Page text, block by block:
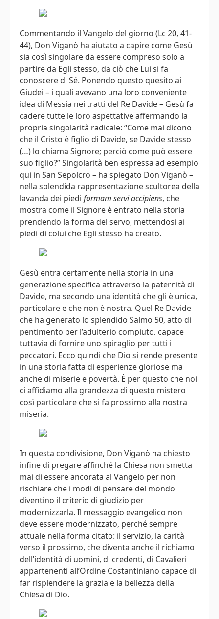
Commentando il Vangelo del giorno (Lc 20, 41-
44), Don Viganò ha aiutato a capire come Gesù
sia così singolare da essere compreso solo a
partire da Egli stesso, da ciò che Lui si fa
conoscere di Sé. Ponendo questo quesito ai
Giudei – i quali avevano una loro conveniente
idea di Messia nei tratti del Re Davide – Gesù fa
cadere tutte le loro aspettative affermando la
propria singolarità radicale: “Come mai dicono
che il Cristo è figlio di Davide, se Davide stesso
(…) lo chiama Signore; perciò come può essere
suo figlio?” Singolarità ben espressa ad esempio
qui in San Sepolcro – ha spiegato Don Viganò –
nella splendida rappresentazione scultorea della
lavanda dei piedi formam servi accipiens, che
mostra come il Signore è entrato nella storia
prendendo la forma del servo, mettendosi ai
piedi di colui che Egli stesso ha creato.
Gesù entra certamente nella storia in una
generazione specifica attraverso la paternità di
Davide, ma secondo una identità che gli è unica,
particolare e che non è nostra. Quel Re Davide
che ha generato lo splendido Salmo 50, atto di
pentimento per l’adulterio compiuto, capace
tuttavia di fornire uno spiraglio per tutti i
peccatori. Ecco quindi che Dio si rende presente
in una storia fatta di esperienze gloriose ma
anche di miserie e povertà. È per questo che noi
ci affidiamo alla grandezza di questo mistero
così particolare che si fa prossimo alla nostra
miseria.
In questa condivisione, Don Viganò ha chiesto
infine di pregare affinché la Chiesa non smetta
mai di essere ancorata al Vangelo per non
rischiare che i modi di pensare del mondo
diventino il criterio di giudizio per
modernizzarla. Il messaggio evangelico non
deve essere modernizzato, perché sempre
attuale nella forma citato: il servizio, la carità
verso il prossimo, che diventa anche il richiamo
dell’identità di uomini, di credenti, di Cavalieri
appartenenti all’Ordine Costantiniano capace di
far risplendere la grazia e la bellezza della
Chiesa di Dio.